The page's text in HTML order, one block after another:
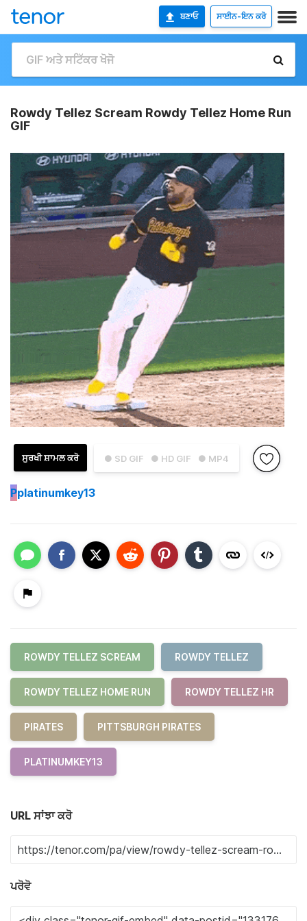
ਬਣਾਓ ਸਾਈਨ-ਇਨ ਕਰੋ
Rowdy Tellez Scream Rowdy Tellez Home Run
GIF
● SD GIF ● HD GIF ● MP4
ਸੁਰਖੀ ਸ਼ਾਮਲ ਕਰੋ
Pplatinumkey13
ROWDY TELLEZ SCREAM ROWDY TELLEZ
ROWDY TELLEZ HOME RUN ROWDY TELLEZ HR
PIRATES PITTSBURGH PIRATES
PLATINUMKEY13
URL ਸਾਂਝਾ ਕਰੋ
ਪਰੋਵੋ